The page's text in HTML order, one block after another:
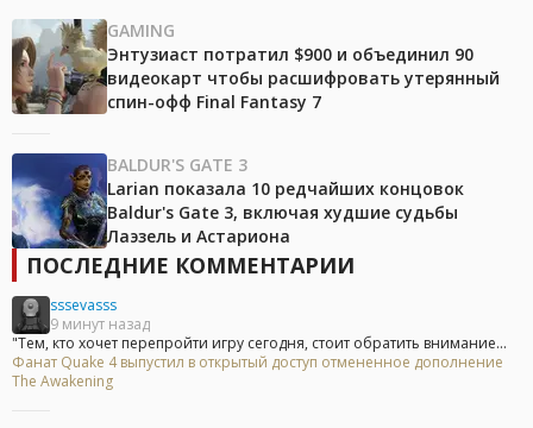
GAMING
Энтузиаст потратил $900 и объединил 90
видеокарт чтобы расшифровать утерянный
спин-офф Final Fantasy 7
BALDUR'S GATE 3
Larian показала 10 редчайших концовок
Baldur's Gate 3, включая худшие судьбы
Лаэзель и Астариона
ПОСЛЕДНИЕ КОММЕНТАРИИ
sssevasss
9 минут назад
"Тем, кто хочет перепройти игру сегодня, стоит обратить внимание...
Фанат Quake 4 выпустил в открытый доступ отмененное дополнение
The Awakening